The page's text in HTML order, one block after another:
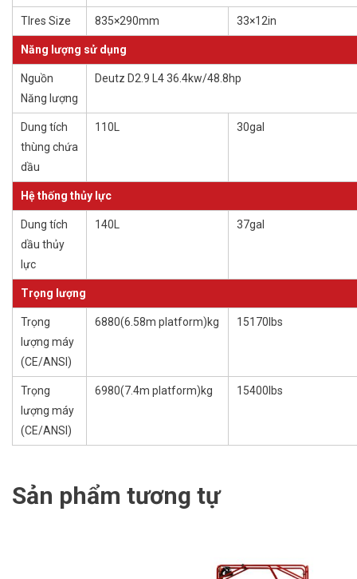
TIres Size 835×290mm 33×12in
Năng lượng sử dụng
Nguồn
Năng lượng
Deutz D2.9 L4 36.4kw/48.8hp
Dung tích
thùng chứa
dầu
110L 30gal
Hệ thống thủy lực
Dung tích
dầu thủy
lực
140L 37gal
Trọng lượng
Trọng
lượng máy
(CE/ANSI)
6880(6.58m platform)kg 15170lbs
Trọng
lượng máy
(CE/ANSI)
6980(7.4m platform)kg 15400lbs
Sản phẩm tương tự